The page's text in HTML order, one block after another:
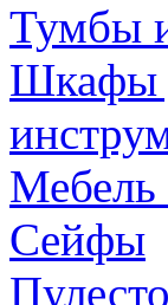
Тумбы
Шкафы
Мебель
Сейфы